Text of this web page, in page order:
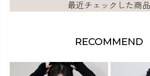
最近チェックした商品
RECOMMEND